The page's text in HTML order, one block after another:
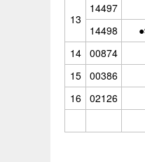
13
14497
14498
14
00874
15
00386
16
02126